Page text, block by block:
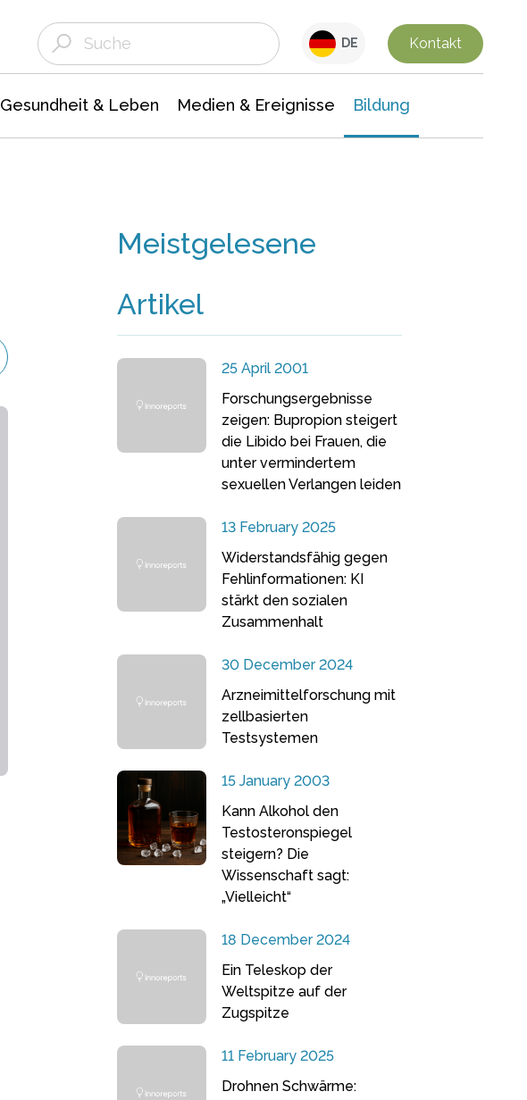
DE Kontakt
Gesundheit & Leben Medien & Ereignisse Bildung
Meistgelesene
Artikel
25 April 2001
Forschungsergebnisse
zeigen: Bupropion steigert
die Libido bei Frauen, die
unter vermindertem
sexuellen Verlangen leiden
13 February 2025
Widerstandsfähig gegen
Fehlinformationen: KI
stärkt den sozialen
Zusammenhalt
30 December 2024
Arzneimittelforschung mit
zellbasierten
Testsystemen
15 January 2003
Kann Alkohol den
Testosteronspiegel
steigern? Die
Wissenschaft sagt:
„Vielleicht“
18 December 2024
Ein Teleskop der
Weltspitze auf der
Zugspitze
11 February 2025
Drohnen Schwärme: